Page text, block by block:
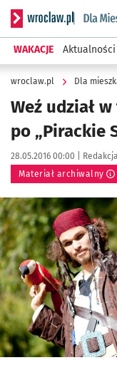
Serwis informacyjny
WAKACJE Aktualności
wroclaw.pl Dla
Weź udział
po „Pirackie
Data publikacji:
28.05.2016 00:00 | Autor:
Materiał archiwalny
Kliknij, aby powiększyć